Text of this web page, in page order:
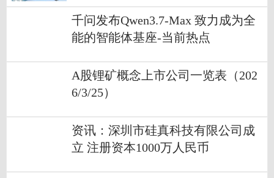
千问发布Qwen3.7-Max 致力成为全
能的智能体基座-当前热点
A股锂矿概念上市公司一览表（202
6/3/25）
资讯：深圳市硅真科技有限公司成
立 注册资本1000万人民币